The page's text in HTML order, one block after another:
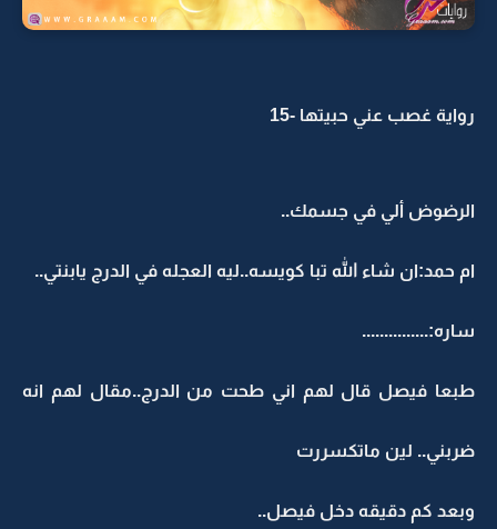
رواية غصب عني حبيتها -15
الرضوض ألي في جسمك..
ام حمد:ان شاء الله تبا كويسه..ليه العجله في الدرج يابنتي..
ساره:...............
طبعا فيصل قال لهم اني طحت من الدرج..مقال لهم انه
ضربني.. لين ماتكسررت
وبعد كم دقيقه دخل فيصل..